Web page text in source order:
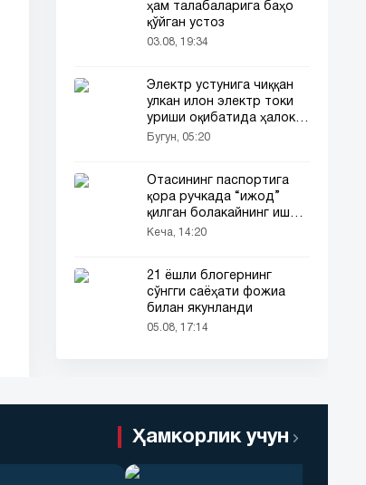
ҳам талабаларига баҳо
қўйган устоз
03.08, 19:34
Электр устунига чиққан
улкан илон электр токи
уриши оқибатида ҳалок
бўлди
Бугун, 05:20
Отасининг паспортига
қора ручкада “ижод”
қилган болакайнинг иши
барчанинг диққатини
Кеча, 14:20
21 ёшли блогернинг
сўнгги саёҳати фожиа
билан якунланди
05.08, 17:14
Ҳамкорлик учун